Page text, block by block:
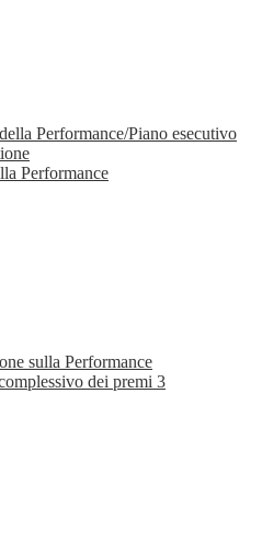
Performance/Piano esecutivo
Performance
sulla Performance
dei premi 3